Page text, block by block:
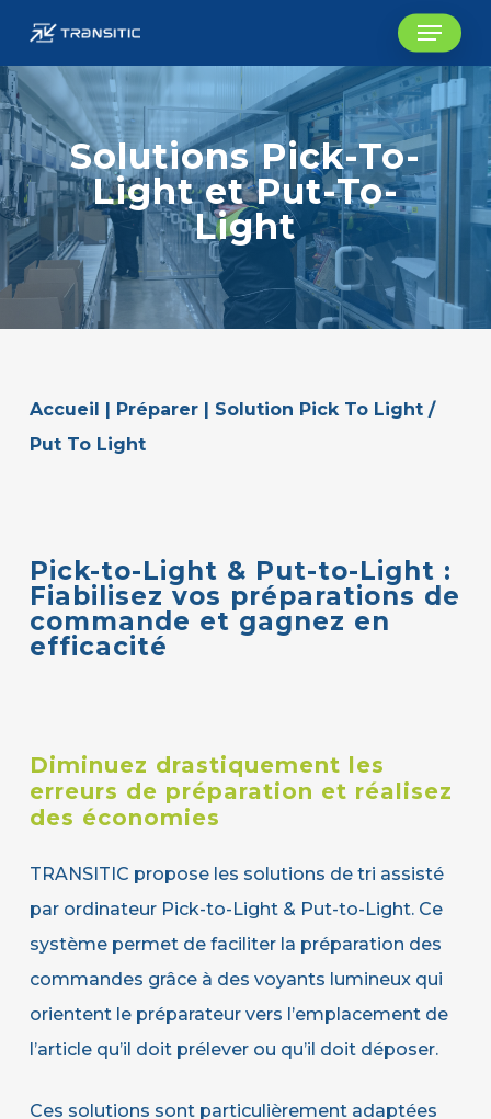
main
content
Menu
Solutions Pick-To-
Light et Put-To-
Light
Accueil Préparer| Solution Pick To Light /
Put To Light
Pick-to-Light & Put-to-Light :
Fiabilisez vos préparations de
commande et gagnez en
efficacité
Diminuez drastiquement les
erreurs de préparation et réalisez
des économies
TRANSITIC propose les solutions de tri assisté
par ordinateur Pick-to-Light & Put-to-Light. Ce
système permet de faciliter la préparation des
commandes grâce à des voyants lumineux qui
orientent le préparateur vers l’emplacement de
l’article qu’il doit prélever ou qu’il doit déposer.
Ces solutions sont particulièrement adaptées